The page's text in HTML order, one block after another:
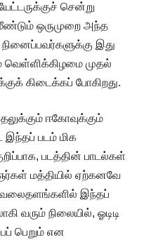
சென்று
ஒருமுறை அந்த
இது
வெள்ளிக்கிழமை முதல்
கிடைக்கப் போகிறது.
ஈகோவுக்கும்
படம் மிக
படத்தின் பாடல்கள்
மத்தியில் ஏற்கனவே
வலைதளங்களில் இந்தப்
வரும் நிலையில், ஓடிடி
பெறும் என